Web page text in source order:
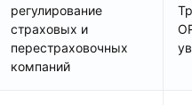
регулирование
страховых и
перестраховочных
компаний